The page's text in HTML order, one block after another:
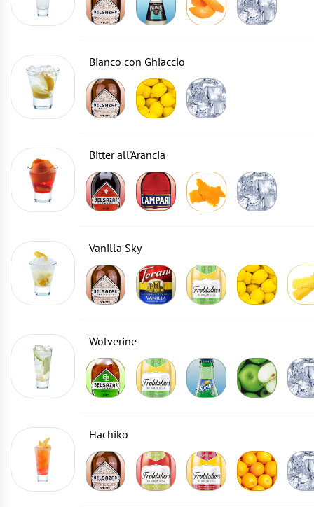
Bianco con Ghiaccio
Bitter all'Arancia
Vanilla Sky
Wolverine
Hachiko